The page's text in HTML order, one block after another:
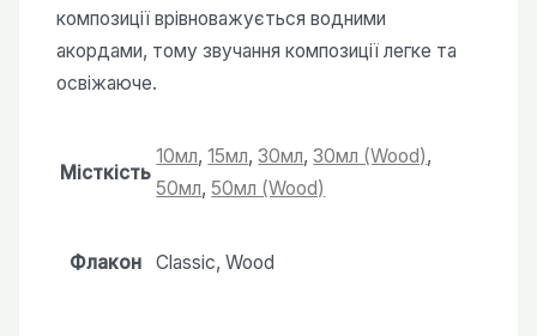
композиції врівноважується водними
акордами, тому звучання композиції легке та
освіжаюче.
Місткість
10мл,15мл,30мл,30мл (Wood),
50мл, 50мл (Wood)
Флакон Classic, Wood